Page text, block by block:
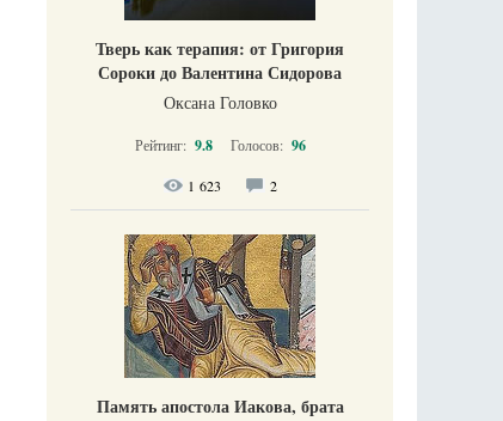
Тверь как терапия: от Григория
Сороки до Валентина Сидорова
Оксана Головко
Рейтинг: 9.8 Голосов: 96
1 623 2
Память апостола Иакова, брата